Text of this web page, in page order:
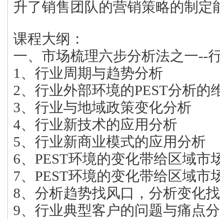
升了销售团队的营销策略的制定
课程大纲：
一、市场梳理六步分析法之一--
1、行业周期与趋势分析
2、行业外部环境的PEST分析的
3、行业与地域政策变化分析
4、行业新技术的应用分析
5、行业新商业模式的应用分析
6、PEST环境的变化带给区域市
7、PEST环境的变化带给区域市
8、分析趋势找风口，分析变化
9、行业典型客户的问题与痛点